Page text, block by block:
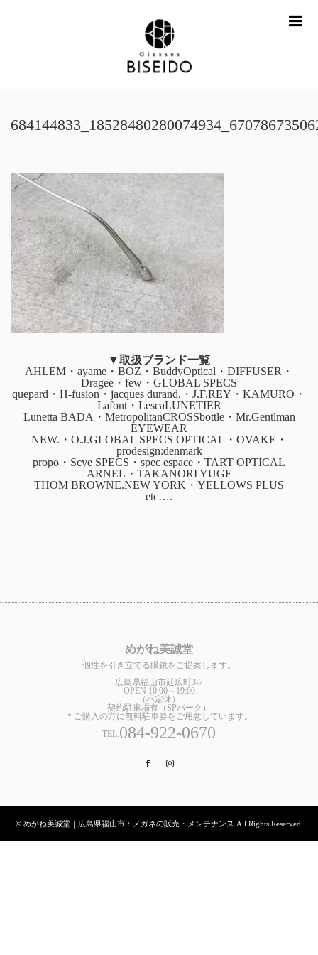
▼取扱ブランド一覧
AHLEM・ayame・BOZ・BuddyOptical・DIFFUSER・
Dragee・few・GLOBAL SPECS
quepard・H-fusion・jacques durand.・J.F.REY・KAMURO・
Lafont・LescaLUNETIER
Lunetta BADA・MetropolitanCROSSbottle・Mr.Gentlman
EYEWEAR
NEW.・O.J.GLOBAL SPECS OPTICAL・OVAKE・
prodesign:denmark
propo・Scye SPECS・spec espace・TART OPTICAL
ARNEL・TAKANORI YUGE
THOM BROWNE.NEW YORK・YELLOWS PLUS
etc….
めがね美誠堂
個性を引き立てる眼鏡をご提案します。
広島県福山市延広町3-7
OPEN 10:00～19:00
（不定休）
契約駐車場有（SPパーク）
＊ご購入の方に無料駐車券をご用意しています。
TEL.084-922-0670
Facebook
© めがね美誠堂｜広島県福山市：メガネの販売・メンテナンス All Rights Reserved.